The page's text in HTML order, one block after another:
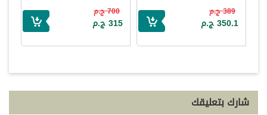
389 ج.م
350.1 ج.م
700 ج.م
315 ج.م
شارك بتعليقك